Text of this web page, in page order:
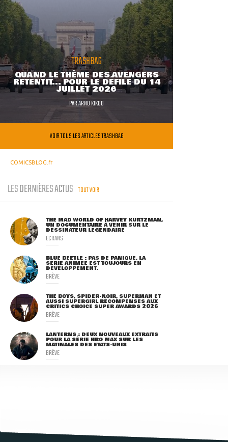
TRASHBAG
QUAND LE THÈME DES AVENGERS
RETENTIT... POUR LE DÉFILÉ DU 14
JUILLET 2026
PARARNO KIKOO
VOIR TOUS LES ARTICLES TRASHBAG
COMICSBLOG.fr
LES DERNIÈRES ACTUS TOUT VOIR
THE MAD WORLD OF HARVEY KURTZMAN,
UN DOCUMENTAIRE À VENIR SUR LE
DESSINATEUR LÉGENDAIRE
ECRANS
BLUE BEETLE : PAS DE PANIQUE, LA
SÉRIE ANIMÉE EST TOUJOURS EN
DÉVELOPPEMENT.
BRÈVE
THE BOYS, SPIDER-NOIR, SUPERMAN ET
AUSSI SUPERGIRL RÉCOMPENSÉS AUX
CRITICS CHOICE SUPER AWARDS 2026
BRÈVE
LANTERNS : DEUX NOUVEAUX EXTRAITS
POUR LA SÉRIE HBO MAX SUR LES
MATINALES DES ETATS-UNIS
BRÈVE